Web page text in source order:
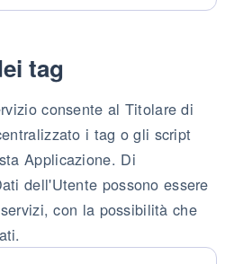
tag
consente al Titolare di
i tag o gli script
Applicazione. Di
dell'Utente possono essere
con la possibilità che